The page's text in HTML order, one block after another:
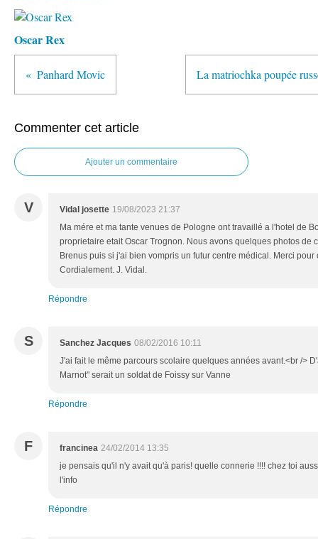
Oscar Rex
Panhard Movic La matriochka poupée
Commenter cet article
Ajouter un commentaire
V Vidal josette 19/08/2023 21:37
Ma mére et ma tante venues de Pologne ont travaillé a l'hotel de
proprietaire etait Oscar Trognon. Nous avons quelques photos de
Brenus puis si j'ai bien vompris un futur centre médical. Merci
Cordialement. J. Vidal.
Répondre
S Sanchez Jacques 08/02/2016 10:11
J'ai fait le même parcours scolaire quelques années avant.<br />
Marnot" serait un soldat de Foissy sur Vanne
Répondre
F francinea 24/02/2014 13:35
je pensais qu'il n'y avait qu'à paris! quelle connerie !!!! chez toi
l'info
Répondre